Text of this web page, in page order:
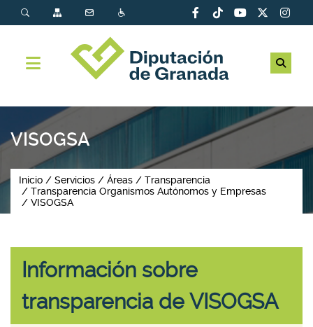
VISOGSA
Inicio Servicios Áreas
Transparencia
Transparencia Organismos Autónomos y Empresas
VISOGSA
Información sobre
transparencia de VISOGSA